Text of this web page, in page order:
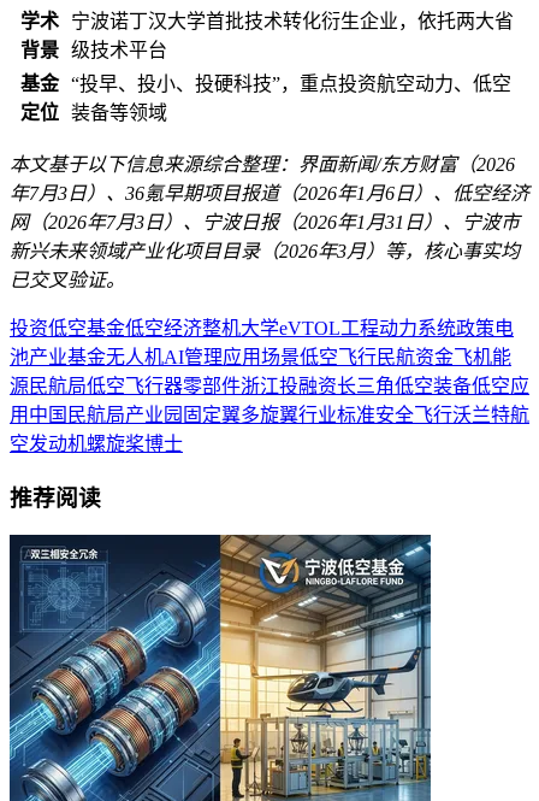
学术
背景
宁波诺丁汉大学首批技术转化衍生企业，依托两大省
级技术平台
基金
定位
“投早、投小、投硬科技”，重点投资航空动力、低空
装备等领域
本文基于以下信息来源综合整理：界面新闻/东方财富（2026
年7月3日）、36氪早期项目报道（2026年1月6日）、低空经济
网（2026年7月3日）、宁波日报（2026年1月31日）、宁波市
新兴未来领域产业化项目目录（2026年3月）等，核心事实均
已交叉验证。
投资低空基金低空经济整机大学eVTOL工程动力系统政策电
池产业基金无人机AI管理应用场景低空飞行民航资金飞机能
源 民航局低空飞行器零部件浙江投融资长三角低空装备低空应
用 中国民航局产业园 固定翼多旋翼行业标准安全飞行沃兰特航
空发动机螺旋桨博士
推荐阅读